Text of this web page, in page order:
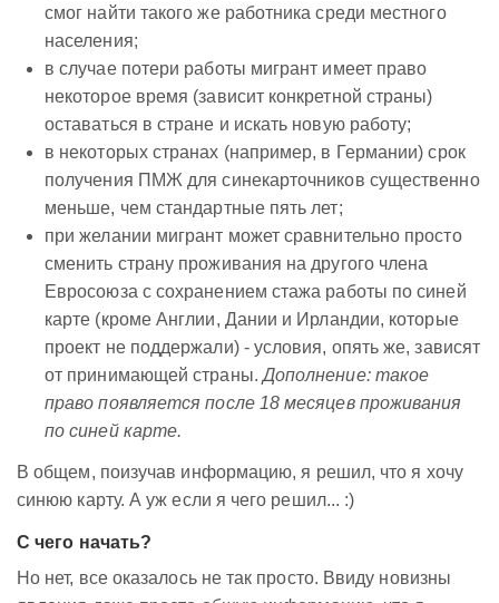
смог найти такого же работника среди местного
населения;
в случае потери работы мигрант имеет право
некоторое время (зависит конкретной страны)
оставаться в стране и искать новую работу;
в некоторых странах (например, в Германии) срок
получения ПМЖ для синекарточников существенно
меньше, чем стандартные пять лет;
при желании мигрант может сравнительно просто
сменить страну проживания на другого члена
Евросоюза с сохранением стажа работы по синей
карте (кроме Англии, Дании и Ирландии, которые
проект не поддержали) - условия, опять же, зависят
от принимающей страны.Дополнение: такое
право появляется после 18 месяцев проживания
по синей карте.
В общем, поизучав информацию, я решил, что я хочу
синюю карту. А уж если я чего решил... :)
С чего начать?
Но нет, все оказалось не так просто. Ввиду новизны